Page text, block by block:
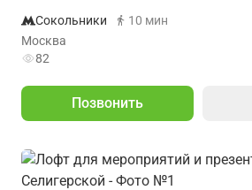
Сокольники
10 мин
Москва
82
Позвонить